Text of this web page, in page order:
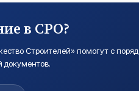
в СРО?
Строителей» помогут с
документов.